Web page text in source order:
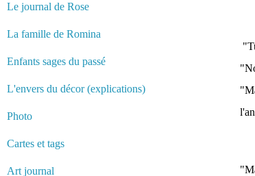
Le journal de Rose
La famille de Romina
Enfants sages du passé
L'envers du décor (explications)
Photo
Cartes et tags
Art journal